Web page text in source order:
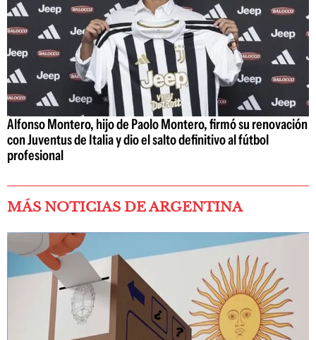
Alfonso Montero, hijo de Paolo Montero, firmó su renovación
con Juventus de Italia y dio el salto definitivo al fútbol
profesional
MÁS NOTICIAS DE ARGENTINA